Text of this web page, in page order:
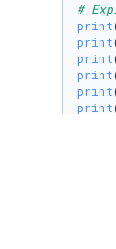
#
print
print
print
print
print
print